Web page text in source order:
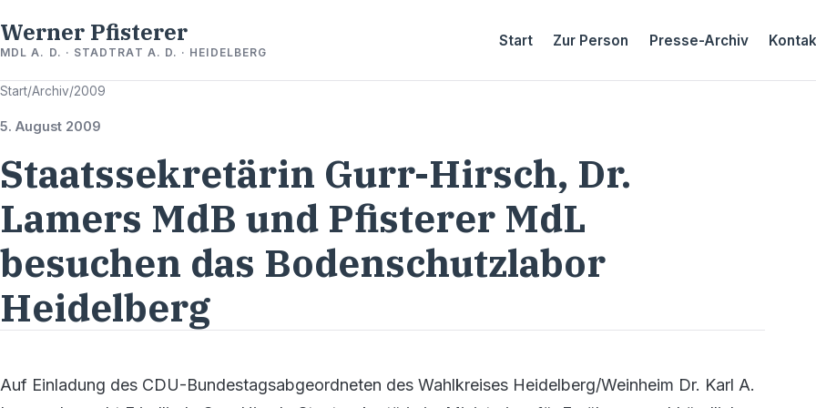
Werner Pfisterer
MDL A. D. · STADTRAT A. D. · HEIDELBERG
Start Zur Person Presse-Archiv
Start/Archiv/2009
5. August 2009
Staatssekretärin Gurr-Hirsch, Dr.
Lamers MdB und Pfisterer MdL
besuchen das Bodenschutzlabor
Heidelberg
Auf Einladung des CDU-Bundestagsabgeordneten des Wahlkreises Heidelberg/Weinheim Dr. Karl A.